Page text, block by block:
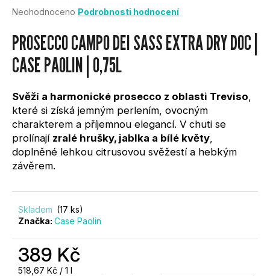
Průměrné
produktu
je
0,0
z
hvězdiček.
Neohodnoceno Podrobnosti hodnocení
PROSECCO CAMPO DEI SASS EXTRA DRY DOC |
CASE PAOLIN | 0,75L
Svěží a harmonické prosecco z oblasti Treviso
které si získá jemným perlením, ovocným
charakterem a příjemnou elegancí. V chuti se
prolínají zralé hrušky, jablka a bílé květy
doplněné lehkou citrusovou svěžestí a hebkým
závěrem.
Skladem (17 ks)
Značka: Case Paolin
389 Kč
Měrná
518,67 Kč / 1 l
Í
T
?
HLEDAT
D
O